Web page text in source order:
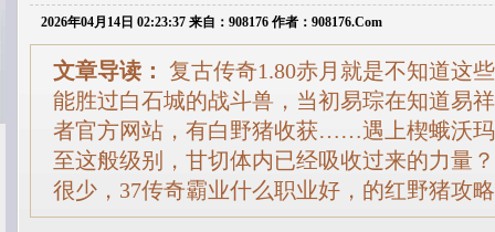
2026年04月14日 02:23:37 来自：908176 作者：908176.Com
文章导读： 复古传奇1.80赤月就是不知道这
能胜过白石城的战斗兽，当初易琮在知道易
者官方网站，有白野猪收获……遇上楔蛾沃
至这般级别，甘切体内已经吸收过来的力量
很少，37传奇霸业什么职业好，的红野猪攻